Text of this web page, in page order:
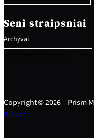
c
h
Seni straipsniai
Archyvai
Copyright © 2026 – Prism
Plover